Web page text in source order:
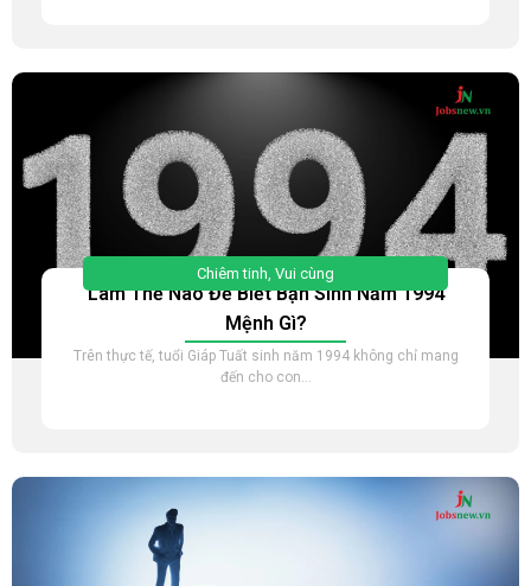
Chiêm tinh, Vui cùng
Làm Thế Nào Để Biết Bạn Sinh Năm 1994
Mệnh Gì?
Trên thực tế, tuổi Giáp Tuất sinh năm 1994 không chỉ mang
đến cho con...